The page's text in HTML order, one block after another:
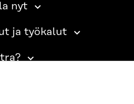
nyt
ja työkalut